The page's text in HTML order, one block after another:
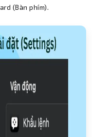
(Bàn phím).